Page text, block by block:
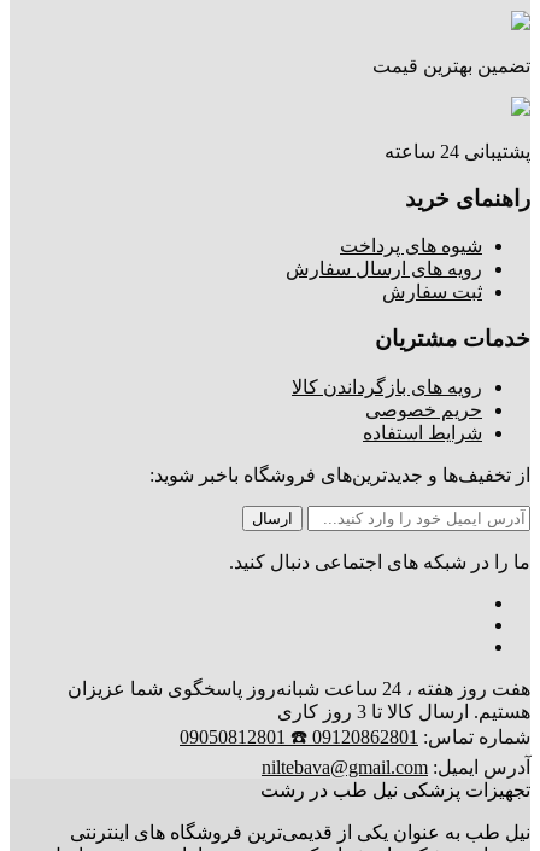
تضمین بهترین قیمت
پشتیبانی 24 ساعته
راهنمای خرید
شیوه های پرداخت
رویه های ارسال سفارش
ثبت سفارش
خدمات مشتریان
رویه های بازگرداندن کالا
حریم خصوصی
شرایط استفاده
از تخفیف‌ها و جدیدترین‌های فروشگاه باخبر شوید:
ما را در شبکه های اجتماعی دنبال کنید.
هفت روز هفته ، 24 ساعت شبانه‌روز پاسخگوی شما عزیزان
هستیم. ارسال کالا تا 3 روز کاری
شماره تماس: 09120862801 ☎️ 09050812801
آدرس ایمیل: niltebava@gmail.com
تجهیزات پزشکی نیل طب در رشت
نیل طب به عنوان یکی از قدیمی‌ترین فروشگاه های اینترنتی